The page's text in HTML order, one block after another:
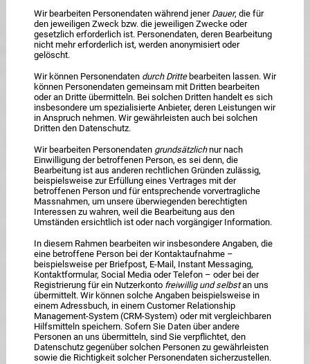
Wir bearbeiten Personendaten während jener Dauer, die für
den jeweiligen Zweck bzw. die jeweiligen Zwecke oder
gesetzlich erforderlich ist. Personendaten, deren Bearbeitung
nicht mehr erforderlich ist, werden anonymisiert oder
gelöscht.
Wir können Personendaten durch Drittebearbeiten lassen. Wir
können Personendaten gemeinsam mit Dritten bearbeiten
oder an Dritte übermitteln. Bei solchen Dritten handelt es sich
insbesondere um spezialisierte Anbieter, deren Leistungen wir
in Anspruch nehmen. Wir gewährleisten auch bei solchen
Dritten den Datenschutz.
Wir bearbeiten Personendaten grundsätzlichnur nach
Einwilligung der betroffenen Person, es sei denn, die
Bearbeitung ist aus anderen rechtlichen Gründen zulässig,
beispielsweise zur Erfüllung eines Vertrages mit der
betroffenen Person und für entsprechende vorvertragliche
Massnahmen, um unsere überwiegenden berechtigten
Interessen zu wahren, weil die Bearbeitung aus den
Umständen ersichtlich ist oder nach vorgängiger Information.
In diesem Rahmen bearbeiten wir insbesondere Angaben, die
eine betroffene Person bei der Kontaktaufnahme –
beispielsweise per Briefpost, E-Mail, Instant Messaging,
Kontaktformular, Social Media oder Telefon – oder bei der
Registrierung für ein Nutzerkonto freiwillig und selbstan uns
übermittelt. Wir können solche Angaben beispielsweise in
einem Adressbuch, in einem Customer Relationship
Management-System (CRM-System) oder mit vergleichbaren
Hilfsmitteln speichern. Sofern Sie Daten über andere
Personen an uns übermitteln, sind Sie verpflichtet, den
Datenschutz gegenüber solchen Personen zu gewährleisten
sowie die Richtigkeit solcher Personendaten sicherzustellen.